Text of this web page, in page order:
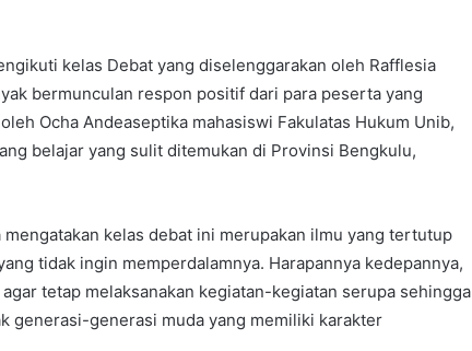
kelas Debat yang diselenggarakan oleh Rafflesia
bermunculan respon positif dari para peserta yang
Ocha Andeaseptika mahasiswi Fakulatas Hukum Unib,
belajar yang sulit ditemukan di Provinsi Bengkulu,
kelas debat ini merupakan ilmu yang tertutup
tidak ingin memperdalamnya. Harapannya kedepannya,
tetap melaksanakan kegiatan-kegiatan serupa sehingga
generasi-generasi muda yang memiliki karakter